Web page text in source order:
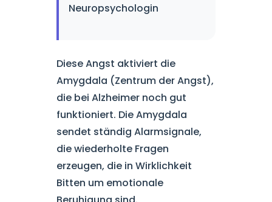
Neuropsychologin
Diese Angst aktiviert die
Amygdala (Zentrum der Angst),
die bei Alzheimer noch gut
funktioniert. Die Amygdala
sendet ständig Alarmsignale,
die wiederholte Fragen
erzeugen, die in Wirklichkeit
Bitten um emotionale